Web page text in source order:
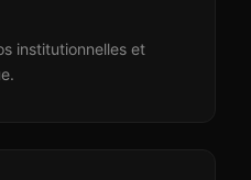
institutionnelles et